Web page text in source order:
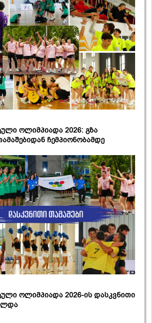
ოლიმპიადა 2026: გზა
ჩემპიონობამდე
ოლიმპიადა 2026-ის დასკვნითი